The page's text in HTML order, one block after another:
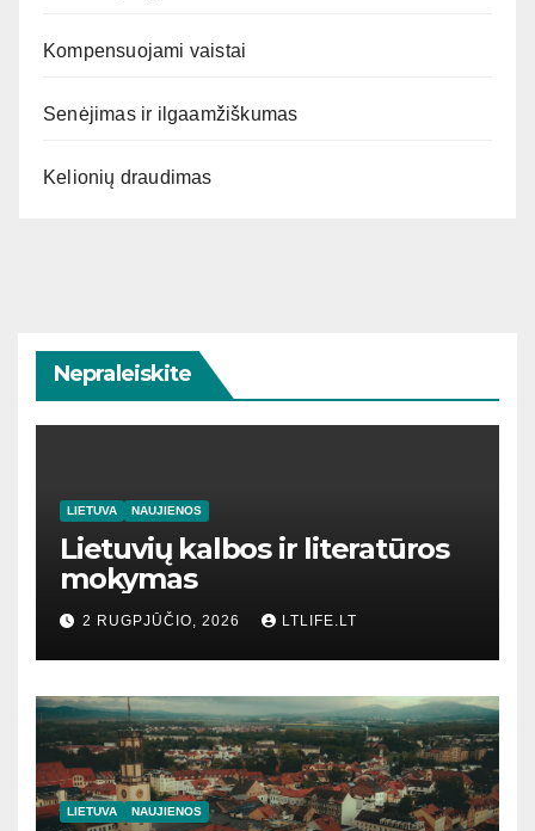
Kompensuojami vaistai
Senėjimas ir ilgaamžiškumas
Kelionių draudimas
Nepraleiskite
LIETUVA NAUJIENOS
Lietuvių kalbos ir literatūros
mokymas
2 RUGPJŪČIO, 2026 LTLIFE.LT
LIETUVA NAUJIENOS